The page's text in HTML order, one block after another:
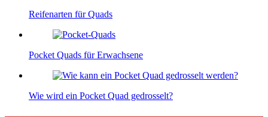
Reifenarten für Quads
Pocket Quads für Erwachsene
Wie wird ein Pocket Quad gedrosselt?